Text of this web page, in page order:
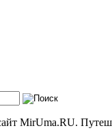
MirUma.RU.